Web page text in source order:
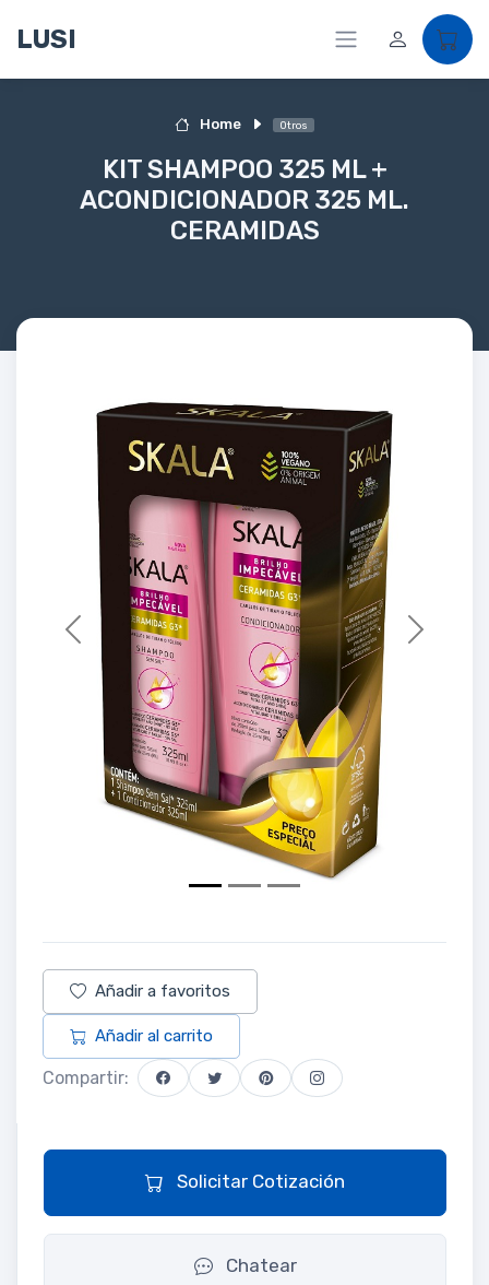
LUSI
Home Otros
KIT SHAMPOO 325 ML +
ACONDICIONADOR 325 ML.
CERAMIDAS
Previous Next
Añadir a favoritos
Añadir al carrito
Compartir:
Solicitar Cotización
Chatear